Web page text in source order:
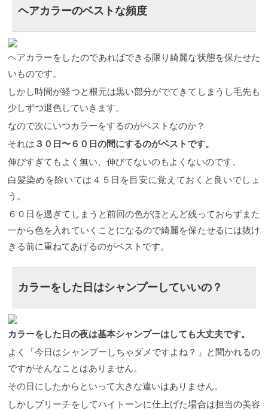
的なヘアカラーのアッシュについてサロンでオーダ
ーする際に気をつけるべき点も踏まえてお伝えして
だけにむけて書いていきます。 もちろん失敗してし
まった時の対処法も書いてありますので読んでくだ
か？ ヘアカラーの理論でいうとアッシュとは「青」
であるということご存知でしたか？ そうですあの青
ことがでるのは色で言うと青が一番適しているから
です。 不思議ですよね？ でも実際に他の色で茶色に
重ねると思ったようなくすみ感は出せません。実験
した結果本当にそうでした。 試しに色鉛筆で試して
ww これが実際に色鉛筆で書いてみたのですがご覧通
対して青は茶色にくすんで見えます。 色って面白い
ュは青だと言うことがわかりましたか？ これで１つ
ヘアカラーに関して詳しくなりましたね。
アッシュはなにもいいこと（メリット）ばかりでは
していこうと思います。 いいことばかり書いても嘘
シュのデメリットはくすみ感が出るのと同時に暗く
れもまた色鉛筆でわかりやすくお説明します。 見て
く見えると思いませんか？ おそらく全色、明るさ
（明度）は同じです。 しかし青だけが暗く見えて見
えてしまうのは青と言う色の特徴なのだと思いま
す。 これはヘアカラーでも同じ効果が出てしまうの
ことになります。 アッシュの仕上がり例をご紹介 サ
ヘアカラーのベストな頻度
ヘアカラーをしたのであればできる限り綺麗な状態を保たせた
いものです。
しかし時間が経つと根元は黒い部分がでてきてしまうし毛先も
少しずつ退色していきます。
なので次にいつカラーをするのがベストなのか？
それは ３０日〜６０日の間にするのがベストです。
伸びすぎてもよく無い、伸びてないのもよくないのです。
白髪染めを除いては４５日を目安に覚えておくと良いでしょ
う。
６０日を過ぎてしまうと前回の色がほとんど残っておらずまた
一から色を入れていくことになるので綺麗を保たせるには抜け
きる前に重ねてあげるのがベストです。
カラーをした日はシャンプーしていいの？
カラーをした日の夜は基本シャンプーはしても大丈夫です。
よく「今日はシャンプーしちゃダメですよね？」と聞かれるの
ですがそんなことはありません。
その日にしたからといって大きな違いはありません。
しかしブリーチをしてハイトーンに仕上げた場合は担当の美容